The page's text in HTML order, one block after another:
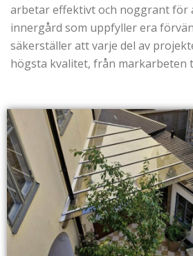
arbetar effektivt och noggrant för
innergård som uppfyller era
säkerställer att varje del av
högsta kvalitet, från markarbeten